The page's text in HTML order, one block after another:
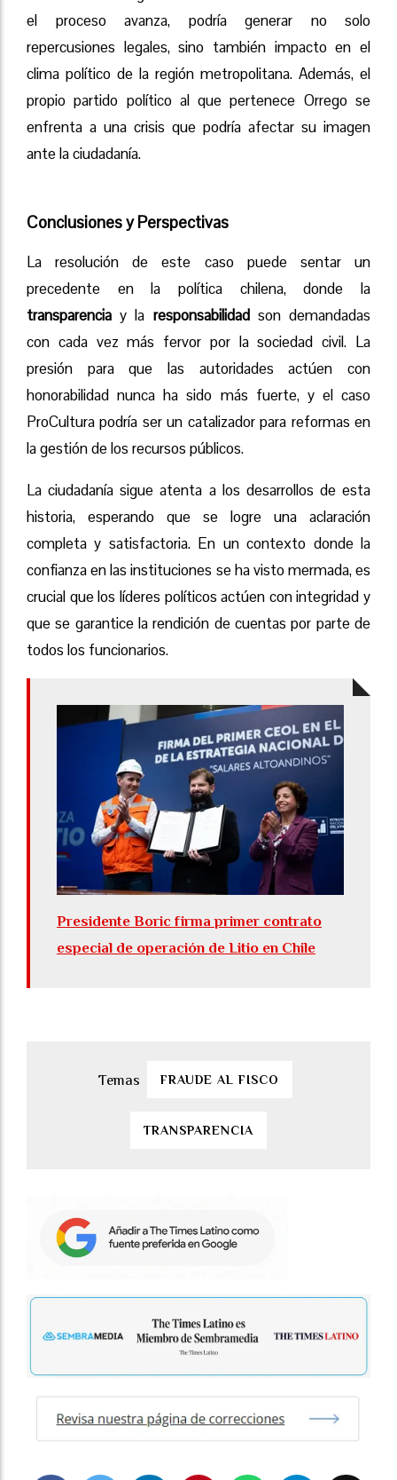
el proceso avanza, podría generar no solo
repercusiones legales, sino también impacto en el
clima político de la región metropolitana. Además, el
propio partido político al que pertenece Orrego se
enfrenta a una crisis que podría afectar su imagen
ante la ciudadanía.
Conclusiones y Perspectivas
La resolución de este caso puede sentar un
precedente en la política chilena, donde la
transparencia y la responsabilidadson demandadas
con cada vez más fervor por la sociedad civil. La
presión para que las autoridades actúen con
honorabilidad nunca ha sido más fuerte, y el caso
ProCultura podría ser un catalizador para reformas en
la gestión de los recursos públicos.
La ciudadanía sigue atenta a los desarrollos de esta
historia, esperando que se logre una aclaración
completa y satisfactoria. En un contexto donde la
confianza en las instituciones se ha visto mermada, es
crucial que los líderes políticos actúen con integridad y
que se garantice la rendición de cuentas por parte de
todos los funcionarios.
Presidente Boric firma primer contrato
especial de operación de Litio en Chile
FRAUDE AL FISCO
TRANSPARENCIA